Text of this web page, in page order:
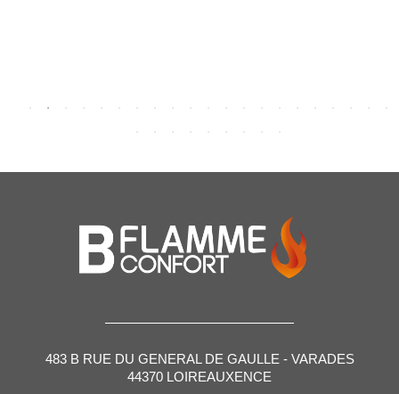
483 B RUE DU GENERAL DE GAULLE - VARADES
44370 LOIREAUXENCE